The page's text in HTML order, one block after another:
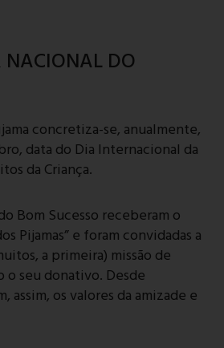
NACIONAL DO
concretiza-se, anualmente,
data do Dia Internacional da
da Criança.
Bom Sucesso receberam o
Pijamas” e foram convidadas a
a primeira) missão de
o seu donativo. Desde
assim, os valores da amizade e